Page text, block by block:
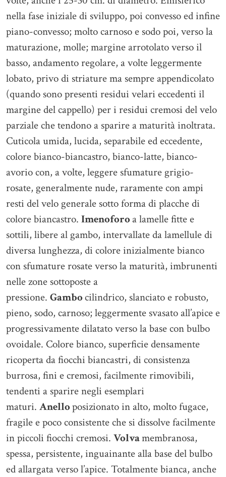
nella fase iniziale di sviluppo, poi convesso ed infine
piano-convesso; molto carnoso e sodo poi, verso la
maturazione, molle; margine arrotolato verso il
basso, andamento regolare, a volte leggermente
lobato, privo di striature ma sempre appendicolato
(quando sono presenti residui velari eccedenti il
margine del cappello) per i residui cremosi del velo
parziale che tendono a sparire a maturità inoltrata.
Cuticola umida, lucida, separabile ed eccedente,
colore bianco-biancastro, bianco-latte, bianco-
avorio con, a volte, leggere sfumature grigio-
rosate, generalmente nude, raramente con ampi
resti del velo generale sotto forma di placche di
colore biancastro. Imenoforoa lamelle fitte e
sottili, libere al gambo, intervallate da lamellule di
diversa lunghezza, di colore inizialmente bianco
con sfumature rosate verso la maturità, imbrunenti
nelle zone sottoposte a
pressione. Gambocilindrico, slanciato e robusto,
pieno, sodo, carnoso; leggermente svasato all’apice e
progressivamente dilatato verso la base con bulbo
ovoidale. Colore bianco, superficie densamente
ricoperta da fiocchi biancastri, di consistenza
burrosa, fini e cremosi, facilmente rimovibili,
tendenti a sparire negli esemplari
maturi. Anelloposizionato in alto, molto fugace,
fragile e poco consistente che si dissolve facilmente
in piccoli fiocchi cremosi. Volvamembranosa,
spessa, persistente, inguainante alla base del bulbo
ed allargata verso l’apice. Totalmente bianca, anche